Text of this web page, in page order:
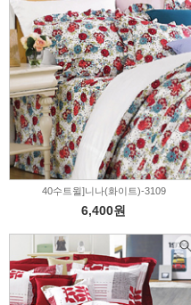
40수트윌]니나(화이트)-3109
6,400원